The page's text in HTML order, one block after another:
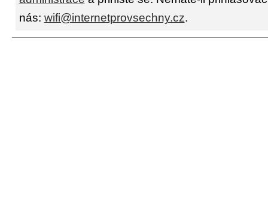
nás: wifi@internetprovsechny.cz.